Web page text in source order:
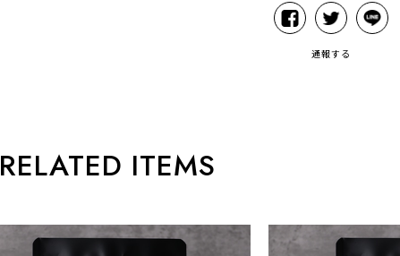
通報する
RELATED ITEMS